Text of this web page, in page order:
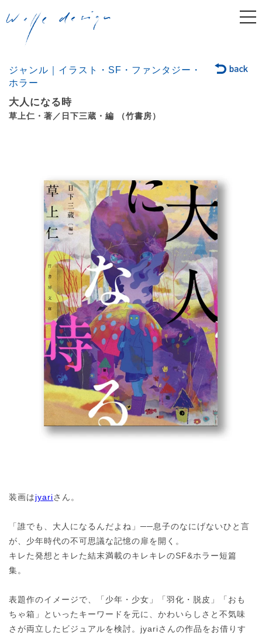
ジャンル｜イラスト・SF・ファンタジー・
ホラー
大人になる時
草上仁・著／日下三蔵・編 （竹書房）
装画はjyariさん。
「誰でも、大人になるんだよね」──息子のなにげないひと言
が、少年時代の不可思議な記憶の扉を開く。
キレた発想とキレた結末満載のキレキレのSF&ホラー短篇
集。
表題作のイメージで、「少年・少女」「羽化・脱皮」「おも
ちゃ箱」といったキーワードを元に、かわいらしさと不気味
さが両立したビジュアルを検討。jyariさんの作品をお借りす